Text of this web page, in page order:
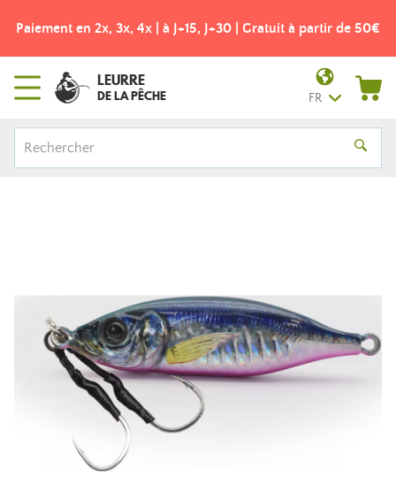
Paiement en 2x, 3x, 4x | à J+15, J+30 | Gratuit à partir de 50€
LEURRE
DE LA PÊCHE FR